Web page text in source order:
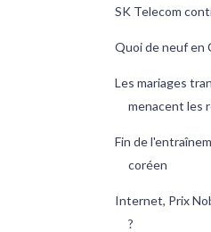
SK Telecom
Quoi de neuf en
Les mariages
menacent les
Fin de
coréen
Internet, Prix
?